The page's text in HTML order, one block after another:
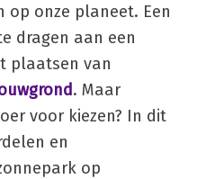
op onze planeet. Een
dragen aan een
plaatsen van
. Maar
voor kiezen? In dit
en
op